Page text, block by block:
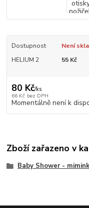
Dostupnost
Není
HELIUM 2
55 Kč
80 Kč/ks
66 Kč bez DPH
Momentálně není k
Zboží zařazeno v
Baby Shower -